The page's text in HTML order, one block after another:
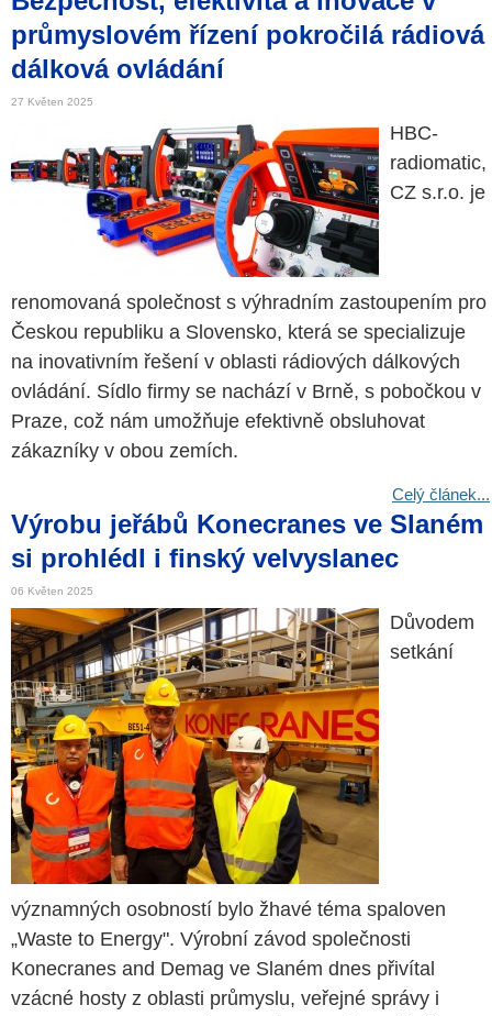
průmyslovém řízení pokročilá rádiová
dálková ovládání
27 Květen 2025
HBC-
radiomatic,
CZ s.r.o. je
renomovaná společnost s výhradním zastoupením pro
Českou republiku a Slovensko, která se specializuje
na inovativním řešení v oblasti rádiových dálkových
ovládání. Sídlo firmy se nachází v Brně, s pobočkou v
Praze, což nám umožňuje efektivně obsluhovat
zákazníky v obou zemích.
Celý článek...
Výrobu jeřábů Konecranes ve Slaném
si prohlédl i finský velvyslanec
06 Květen 2025
Důvodem
setkání
významných osobností bylo žhavé téma spaloven
„Waste to Energy". Výrobní závod společnosti
Konecranes and Demag ve Slaném dnes přivítal
vzácné hosty z oblasti průmyslu, veřejné správy i